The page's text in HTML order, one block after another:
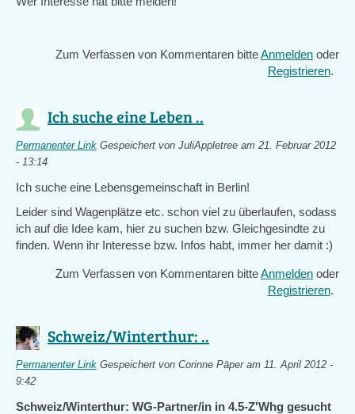
Zum Verfassen von Kommentaren bitteAnmelden oder
Registrieren.
Ich suche eine Leben ..
Permanenter Link Gespeichert von JuliAppletree am 21. Februar 2012
- 13:14
Ich suche eine Lebensgemeinschaft in Berlin!
Leider sind Wagenplätze etc. schon viel zu überlaufen, sodass
ich auf die Idee kam, hier zu suchen bzw. Gleichgesindte zu
finden. Wenn ihr Interesse bzw. Infos habt, immer her damit :)
Zum Verfassen von Kommentaren bitteAnmelden oder
Registrieren.
Schweiz/Winterthur: ..
Permanenter Link Gespeichert von Corinne Päperam 11. April 2012 -
9:42
Schweiz/Winterthur: WG-Partner/in in 4.5-Z'Whg gesucht